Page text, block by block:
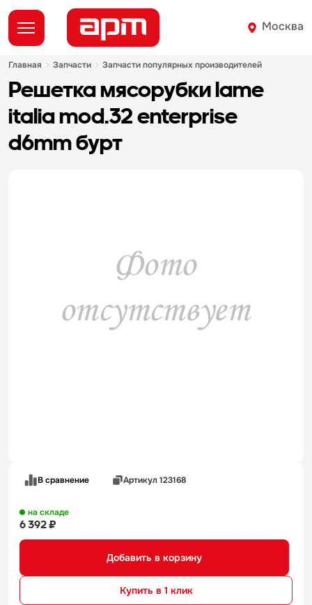
Москва
главная запчасти запчасти популярных производителей
решетка мясорубки lame
italia mod.32 enterprise
d6mm бурт
В сравнение Артикул 123168
на складе
6 392 ₽
Добавить в корзину
Купить в 1 клик